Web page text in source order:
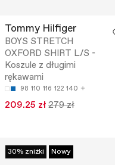
Tommy Hilfiger
BOYS STRETCH
OXFORD SHIRT L/S -
Koszule z długimi
rękawami
98 110 116 122 140
209.25 zł 279 zł
30% zniżki Nowy